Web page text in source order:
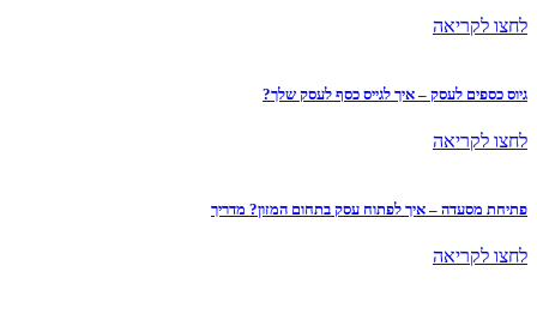
לחצו לקריאה
גיוס כספים לעסק – איך לגייס כסף לעסק שלך?
לחצו לקריאה
פתיחת מסעדה – איך לפתוח עסק בתחום המזון? מדריך
לחצו לקריאה